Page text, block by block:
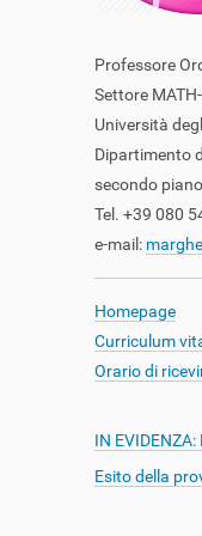
Professore
Settore
Università
Dipartimento
secondo
Tel. +39 080
e-mail:
Homepage
Curriculum
Orario di
IN
Esito della